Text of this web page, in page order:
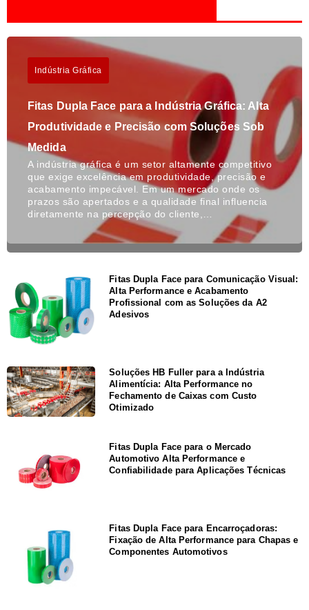
Indústria Gráfica
Fitas Dupla Face para a Indústria Gráfica: Alta
Produtividade e Precisão com Soluções Sob
Medida
A indústria gráfica é um setor altamente competitivo
que exige excelência em produtividade, precisão e
acabamento impecável. Em um mercado onde os
prazos são apertados e a qualidade final influencia
diretamente na percepção do cliente,…
Fitas Dupla Face para Comunicação Visual:
Alta Performance e Acabamento
Profissional com as Soluções da A2
Adesivos
Soluções HB Fuller para a Indústria
Alimentícia: Alta Performance no
Fechamento de Caixas com Custo
Otimizado
Fitas Dupla Face para o Mercado
Automotivo Alta Performance e
Confiabilidade para Aplicações Técnicas
Fitas Dupla Face para Encarroçadoras:
Fixação de Alta Performance para Chapas e
Componentes Automotivos